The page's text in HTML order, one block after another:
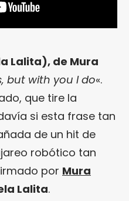
Lalita), de Mura
but with you I do«.
que tire la
si esta frase tan
de un hit de
robótico tan
por Mura
Lalita.